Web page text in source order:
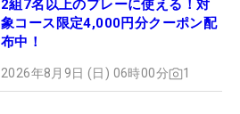
2組7名以上のプレーに使える！対
象コース限定4,000円分クーポン配
布中！
2026年8月9日 (日) 06時00分 1